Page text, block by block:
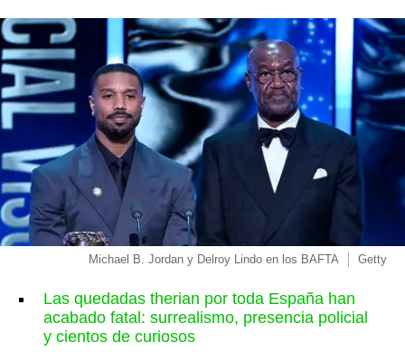
Michael B. Jordan y Delroy Lindo en los BAFTA Getty
Las quedadas therian por toda España han
acabado fatal: surrealismo, presencia policial
y cientos de curiosos